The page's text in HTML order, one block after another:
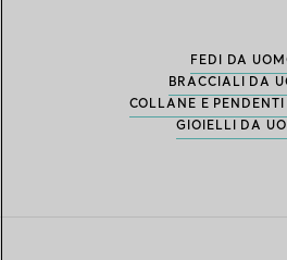
FEDI DA
BRACCIALI DA
COLLANE E
GIOIELLI DA